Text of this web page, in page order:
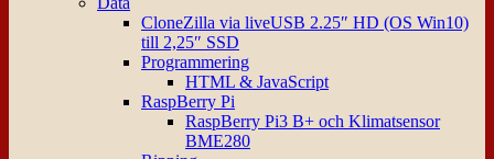
CloneZilla via liveUSB 2.25″ HD (OS Win10)
till 2,25″ SSD
Programmering
HTML & JavaScript
RaspBerry Pi
RaspBerry Pi3 B+ och Klimatsensor
BME280